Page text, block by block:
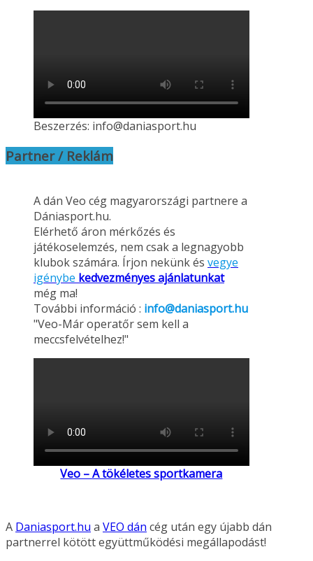
Beszerzés: info@daniasport.hu
Partner / Reklám
A dán Veo cég magyarországi partnere a
Dániasport.hu.
Elérhető áron mérkőzés és
játékoselemzés, nem csak a legnagyobb
klubok számára. Írjon nekünk és vegye
igénybe kedvezményes ajánlatunkat
még ma!
További információ : info@daniasport.hu
"Veo-Már operatőr sem kell a
meccsfelvételhez!"
Veo – A tökéletes sportkamera
A Daniasport.hu a VEO dán cég után egy újabb dán
partnerrel kötött együttműködési megállapodást!